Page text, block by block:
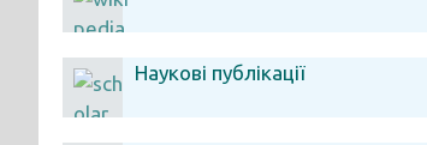
Наукові публікації